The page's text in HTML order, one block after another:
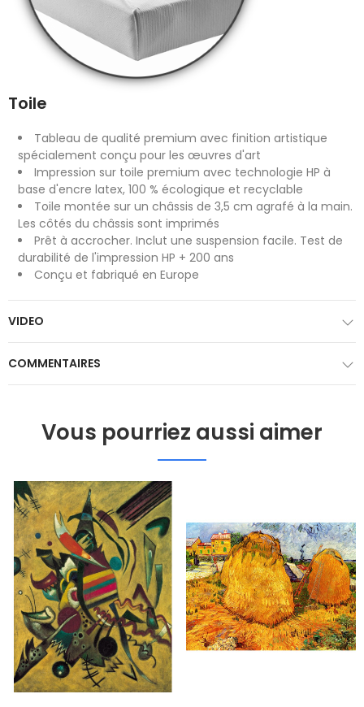
Toile
Tableau de qualité premium avec finition artistique
spécialement conçu pour les œuvres d'art
Impression sur toile premium avec technologie HP à
base d'encre latex, 100 % écologique et recyclable
Toile montée sur un châssis de 3,5 cm agrafé à la main.
Les côtés du châssis sont imprimés
Prêt à accrocher. Inclut une suspension facile. Test de
durabilité de l'impression HP + 200 ans
Conçu et fabriqué en Europe
VIDEO
COMMENTAIRES
Vous pourriez aussi aimer